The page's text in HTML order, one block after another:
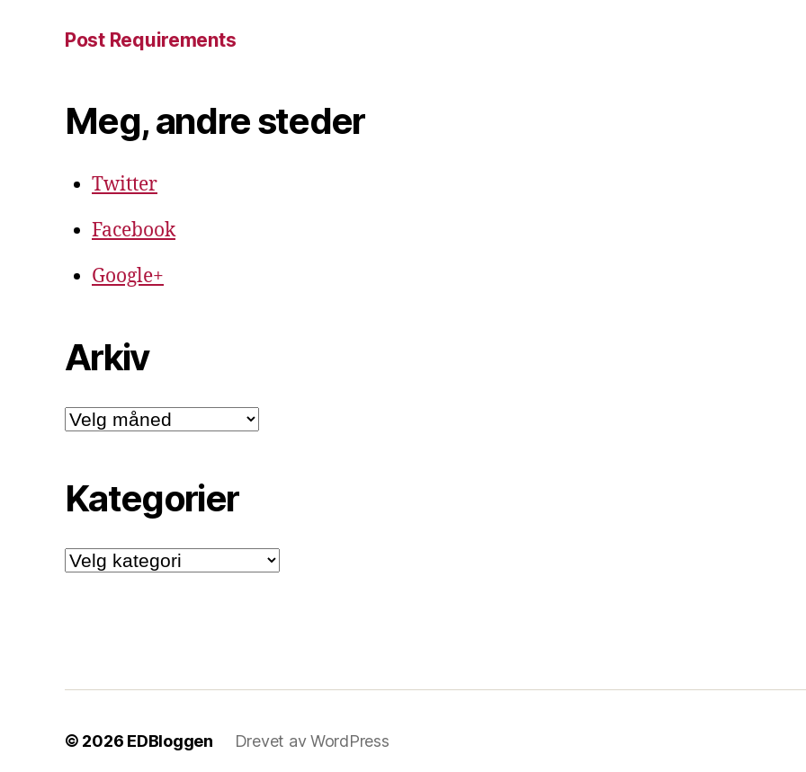
Post Requirements
Meg, andre steder
Twitter
Facebook
Google+
Arkiv
Arkiv
Kategorier
Kategorier
© 2026 EDBloggen Drevet av WordPress